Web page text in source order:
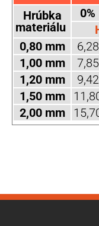
Hrúbka
materiálu
0%
0,80 mm
6,28
1,00 mm
7,85
1,20 mm
9,42
1,50 mm
2,00 mm